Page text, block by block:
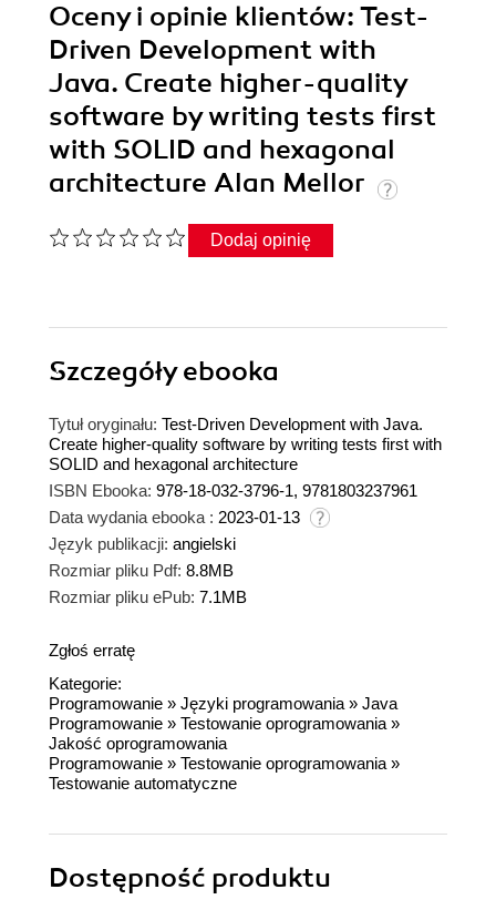
Oceny i opinie klientów: Test-
Driven Development with
Java. Create higher-quality
software by writing tests first
with SOLID and hexagonal
architecture Alan Mellor
Dodaj opinię
Szczegółyebooka
Tytuł oryginału: Test-Driven Development with Java.
Create higher-quality software by writing tests first with
SOLID and hexagonal architecture
ISBN Ebooka: 978-18-032-3796-1, 9781803237961
Data wydania ebooka : 2023-01-13
Język publikacji: angielski
Rozmiar pliku Pdf: 8.8MB
Rozmiar pliku ePub: 7.1MB
Zgłoś erratę
Kategorie:
Programowanie » Języki programowania » Java
Programowanie » Testowanie oprogramowania »
Jakość oprogramowania
Programowanie » Testowanie oprogramowania »
Testowanie automatyczne
Dostępność produktu